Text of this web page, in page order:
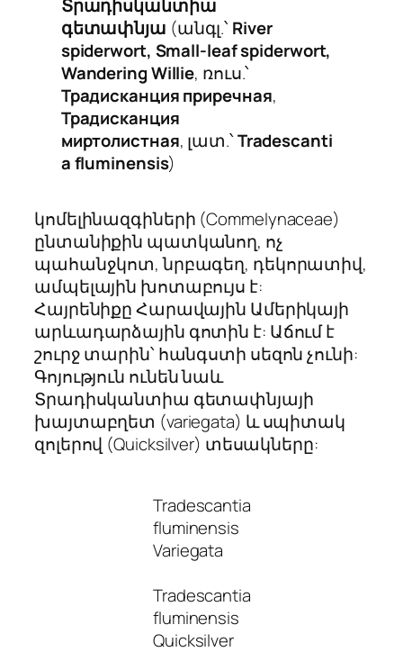
Տրադիսկանտիա
գետափնյա (անգլ.՝River
spiderwort, Small-leaf spiderwort,
Wandering Willie, ռուս.՝
Традисканция приречная,
Традисканция
миртолистная, լատ.՝Tradescanti
a fluminensis)
կոմելինազգիների (Commelynaceae)
ընտանիքին պատկանող, ոչ
պահանջկոտ, նրբագեղ, դեկորատիվ,
ամպելային խոտաբույս է:
Հայրենիքը Հարավային Ամերիկայի
արևադարձային գոտին է: Աճում է
շուրջ տարին՝ հանգստի սեզոն չունի:
Գոյություն ունեն նաև
Տրադիսկանտիա գետափնյայի
խայտաբղետ (variegata) և սպիտակ
զոլերով (Quicksilver) տեսակները:
Tradescantia
fluminensis
Variegata
Tradescantia
fluminensis
Quicksilver